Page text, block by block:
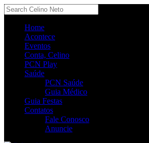
Home
Acontece
Eventos
Conta, Celino
PCN Play
Saúde
PCN Saúde
Guia Médico
Guia Festas
Contatos
Fale Conosco
Anuncie